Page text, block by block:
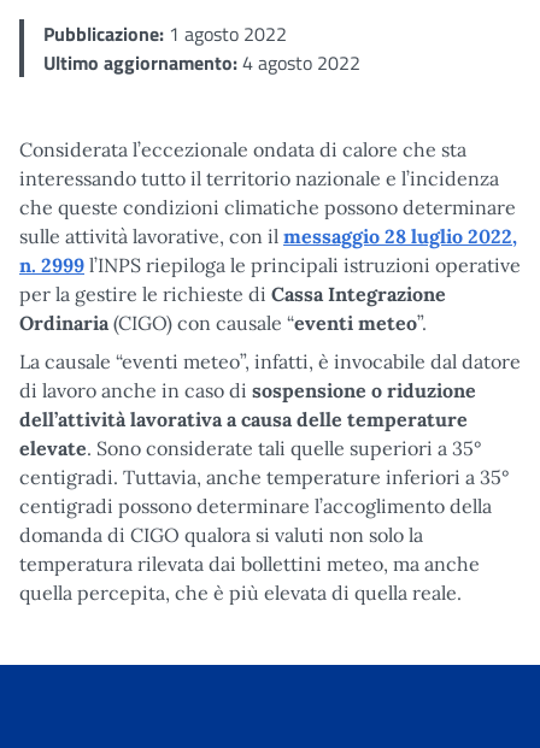
Pubblicazione: 1 agosto 2022
Ultimo aggiornamento:4 agosto 2022
Considerata l’eccezionale ondata di calore che sta
interessando tutto il territorio nazionale e l’incidenza
che queste condizioni climatiche possono determinare
sulle attività lavorative, con il messaggio 28 luglio 2022,
n. 2999 l’INPS riepiloga le principali istruzioni operative
per la gestire le richieste di Cassa Integrazione
Ordinaria (CIGO) con causale “eventi meteo”.
La causale “eventi meteo”, infatti, è invocabile dal datore
di lavoro anche in caso di sospensione o riduzione
dell’attività lavorativa a causa delle temperature
elevate. Sono considerate tali quelle superiori a 35°
centigradi. Tuttavia, anche temperature inferiori a 35°
centigradi possono determinare l’accoglimento della
domanda di CIGO qualora si valuti non solo la
temperatura rilevata dai bollettini meteo, ma anche
quella percepita, che è più elevata di quella reale.